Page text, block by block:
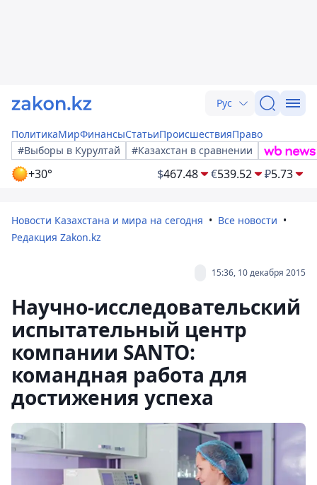
Рус
ПолитикаМирФинансыСтатьиПроисшествияПраво
#Выборы в Курултай
#Казахстан в сравнении
+30° $467.48 €539.52 ₽5.73
Новости Казахстана и мира на сегодня
Все новости
Редакция Zakon.kz
15:36, 10 декабря 2015
Научно-исследовательский
испытательный центр
компании SANTO:
командная работа для
достижения успеха